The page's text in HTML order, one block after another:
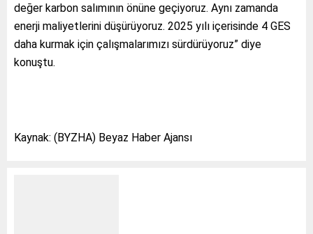
değer karbon salımının önüne geçiyoruz. Aynı zamanda
enerji maliyetlerini düşürüyoruz. 2025 yılı içerisinde 4 GES
daha kurmak için çalışmalarımızı sürdürüyoruz” diye
konuştu.
Kaynak: (BYZHA) Beyaz Haber Ajansı